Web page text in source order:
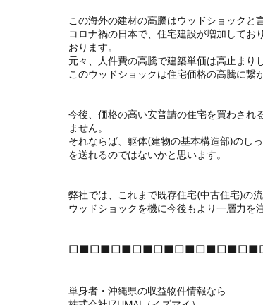
この海外の建材の高騰はウッドショックと
コロナ禍の日本で、住宅建設が増加しており
おります。
元々、人件費の高騰で建築単価は高止まり
このウッドショックは住宅価格の高騰に繋
今後、価格の高い安普請の住宅を買わされ
ません。
それならば、躯体(建物の基本構造部)のし
を送れるのではないかと思います。
弊社では、これまで既存住宅(中古住宅)の
ウッドショックを機に今後もより一層力を
単身者・沖縄県の収益物件情報なら